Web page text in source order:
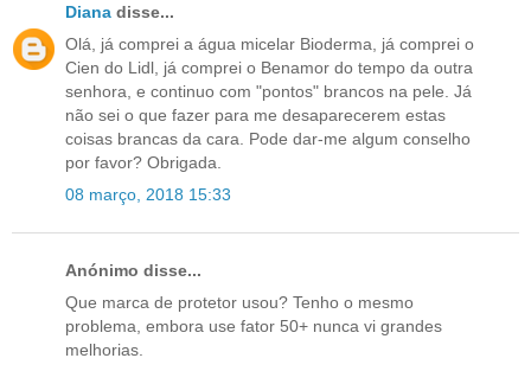
Diana disse...
Olá, já comprei a água micelar Bioderma, já comprei o
Cien do Lidl, já comprei o Benamor do tempo da outra
senhora, e continuo com "pontos" brancos na pele. Já
não sei o que fazer para me desaparecerem estas
coisas brancas da cara. Pode dar-me algum conselho
por favor? Obrigada.
08 março, 2018 15:33
Anónimo disse...
Que marca de protetor usou? Tenho o mesmo
problema, embora use fator 50+ nunca vi grandes
melhorias.